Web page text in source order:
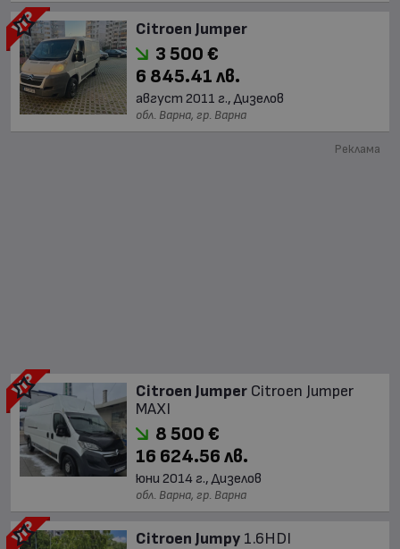
Citroen Jumper
3 500 €
6 845.41 лв.
август 2011 г., Дизелов
обл. Варна, гр. Варна
Реклама
Citroen Jumper Citroen Jumper
MAXI
8 500 €
16 624.56 лв.
юни 2014 г., Дизелов
обл. Варна, гр. Варна
Citroen Jumpy 1.6HDI